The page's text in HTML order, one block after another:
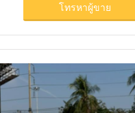
โทรหาผู้ขาย